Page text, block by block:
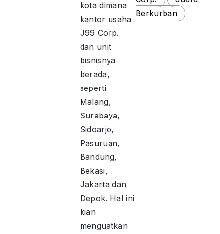
kota dimana
kantor usaha
J99 Corp.
dan unit
bisnisnya
berada,
seperti
Malang,
Surabaya,
Sidoarjo,
Pasuruan,
Bandung,
Bekasi,
Jakarta dan
Depok. Hal ini
kian
menguatkan
Berkurban